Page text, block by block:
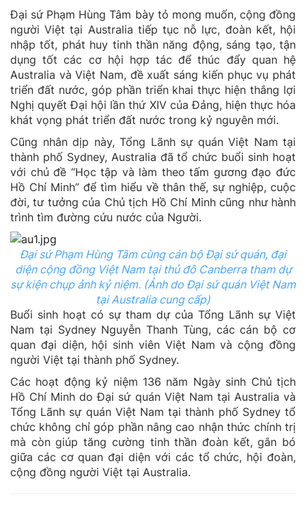
Đại sứ Phạm Hùng Tâm bày tỏ mong muốn, cộng đồng
người Việt tại Australia tiếp tục nỗ lực, đoàn kết, hội
nhập tốt, phát huy tinh thần năng động, sáng tạo, tận
dụng tốt các cơ hội hợp tác để thúc đẩy quan hệ
Australia và Việt Nam, đề xuất sáng kiến phục vụ phát
triển đất nước, góp phần triển khai thực hiện thắng lợi
Nghị quyết Đại hội lần thứ XIV của Đảng, hiện thực hóa
khát vọng phát triển đất nước trong kỷ nguyên mới.
Cũng nhân dịp này, Tổng Lãnh sự quán Việt Nam tại
thành phố Sydney, Australia đã tổ chức buổi sinh hoạt
với chủ đề “Học tập và làm theo tấm gương đạo đức
Hồ Chí Minh” để tìm hiểu về thân thế, sự nghiệp, cuộc
đời, tư tưởng của Chủ tịch Hồ Chí Minh cũng như hành
trình tìm đường cứu nước của Người.
Đại sứ Phạm Hùng Tâm cùng cán bộ Đại sứ quán, đại
diện cộng đồng Việt Nam tại thủ đô Canberra tham dự
sự kiện chụp ảnh kỷ niệm. (Ảnh do Đại sứ quán Việt Nam
tại Australia cung cấp)
Buổi sinh hoạt có sự tham dự của Tổng Lãnh sự Việt
Nam tại Sydney Nguyễn Thanh Tùng, các cán bộ cơ
quan đại diện, hội sinh viên Việt Nam và cộng đồng
người Việt tại thành phố Sydney.
Các hoạt động kỷ niệm 136 năm Ngày sinh Chủ tịch
Hồ Chí Minh do Đại sứ quán Việt Nam tại Australia và
Tổng Lãnh sự quán Việt Nam tại thành phố Sydney tổ
chức không chỉ góp phần nâng cao nhận thức chính trị
mà còn giúp tăng cường tinh thần đoàn kết, gắn bó
giữa các cơ quan đại diện với các tổ chức, hội đoàn,
cộng đồng người Việt tại Australia.